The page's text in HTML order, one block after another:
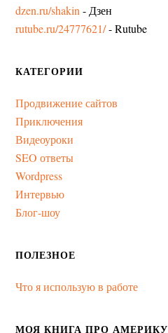
dzen.ru/shakin - Дзен
rutube.ru/24777621/- Rutube
КАТЕГОРИИ
Продвижение сайтов
Приключения
Видеоуроки
SEO ответы
Wordpress
Интервью
Блог-шоу
ПОЛЕЗНОЕ
Что я использую в работе
МОЯ КНИГА ПРО АМЕРИКУ